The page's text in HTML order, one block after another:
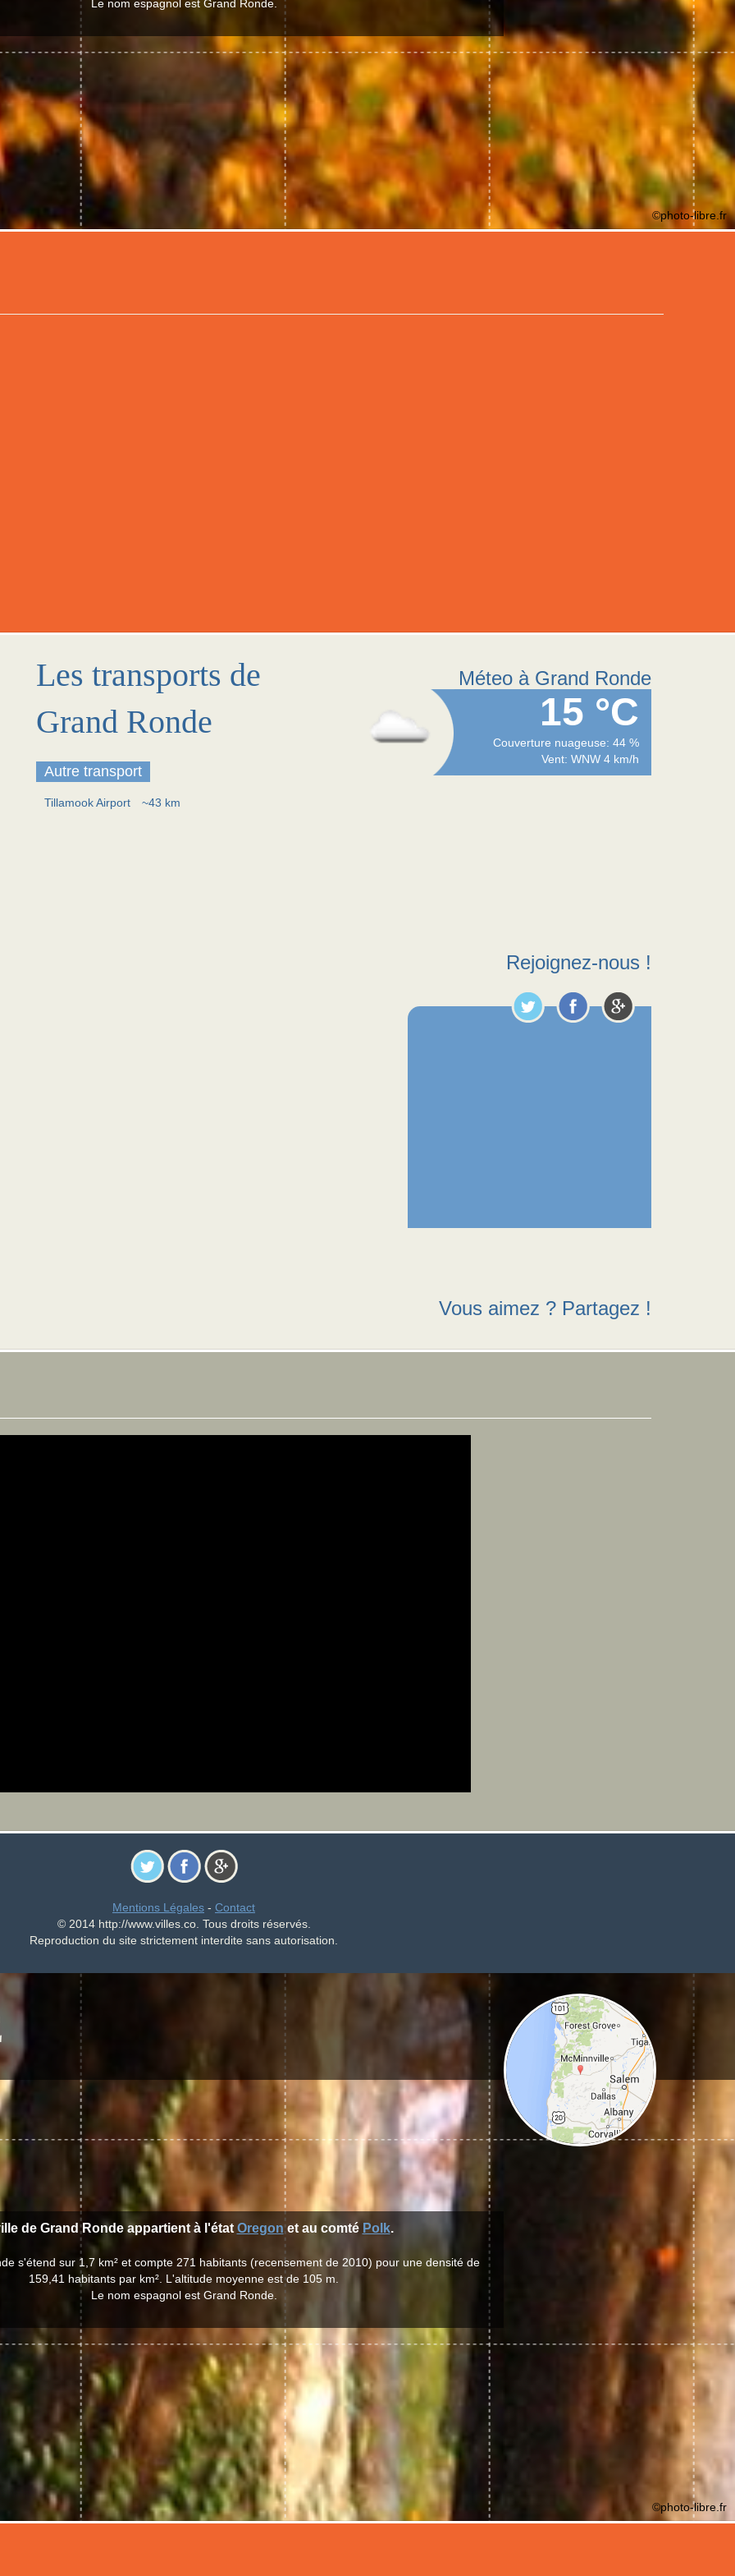
Le nom espagnol est Grand Ronde.
©photo-libre.fr
Les transports de
Grand Ronde
Autre transport
Tillamook Airport ~43 km
Méteo à Grand Ronde
15 °C
Couverture nuageuse: 44 %
Vent: WNW 4 km/h
Rejoignez-nous !
Vous aimez ? Partagez !
Mentions Légales - Contact
© 2014 http://www.villes.co. Tous droits réservés.
Reproduction du site strictement interdite sans autorisation.
de Grand Ronde appartient à l'état Oregonet au comté Polk.
s'étend sur 1,7 km² et compte 271 habitants (recensement de 2010) pour une densité de
159,41 habitants par km². L'altitude moyenne est de 105 m.
Le nom espagnol est Grand Ronde.
©photo-libre.fr